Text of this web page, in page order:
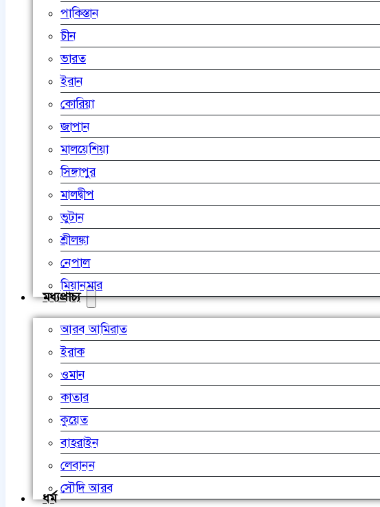
পাকিস্তান
চীন
ভারত
ইরান
কোরিয়া
জাপান
মালয়েশিয়া
সিঙ্গাপুর
মালদ্বীপ
ভুটান
শ্রীলঙ্কা
নেপাল
মিয়ানমার
মধ্যপ্রাচ্য
আরব আমিরাত
ইরাক
ওমান
কাতার
কুয়েত
বাহরাইন
লেবানন
সৌদি আরব
ধর্ম